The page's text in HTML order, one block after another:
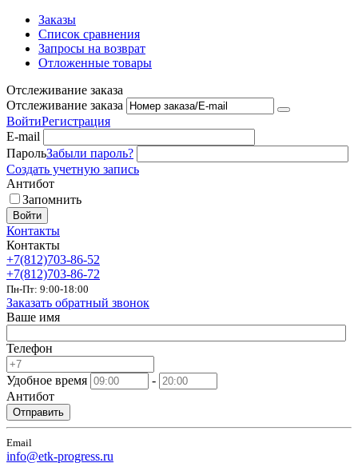
Заказы
Список сравнения
Запросы на возврат
Отложенные товары
Отслеживание заказа
Отслеживание заказа
ВойтиРегистрация
E-mail
ПарольЗабыли пароль?
Создать учетную запись
Антибот
Запомнить
Войти
Контакты
Контакты
+7(812)703-86-52
+7(812)703-86-72
Пн-Пт: 9:00-18:00
Заказать обратный звонок
Ваше имя
Телефон
Удобное время
-
Антибот
Отправить
Email
info@etk-progress.ru